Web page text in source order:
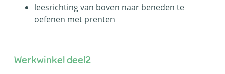
leesrichting van boven naar beneden te
oefenen met prenten
Werkwinkel deel2